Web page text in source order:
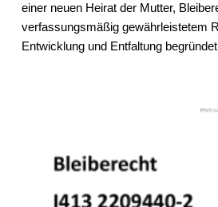
einer neuen Heirat der Mutter,
verfassungsmäßig gewährleistetem
Entwicklung und Entfaltung